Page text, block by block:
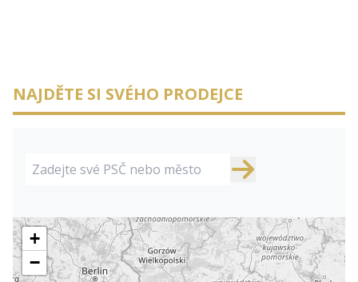
NAJDĚTE SI SVÉHO PRODEJCE
+
−